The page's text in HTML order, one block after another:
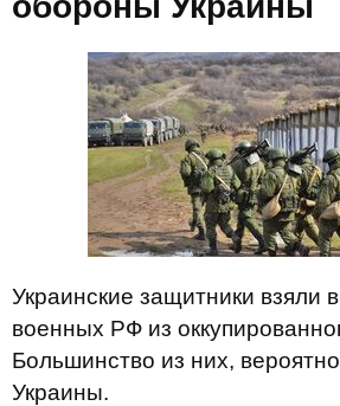
Украинские защитники взяли
военных РФ из
Большинство из них,
Украины.